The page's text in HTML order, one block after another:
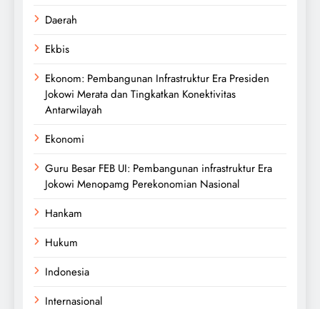
Daerah
Ekbis
Ekonom: Pembangunan Infrastruktur Era Presiden
Jokowi Merata dan Tingkatkan Konektivitas
Antarwilayah
Ekonomi
Guru Besar FEB UI: Pembangunan infrastruktur Era
Jokowi Menopamg Perekonomian Nasional
Hankam
Hukum
Indonesia
Internasional